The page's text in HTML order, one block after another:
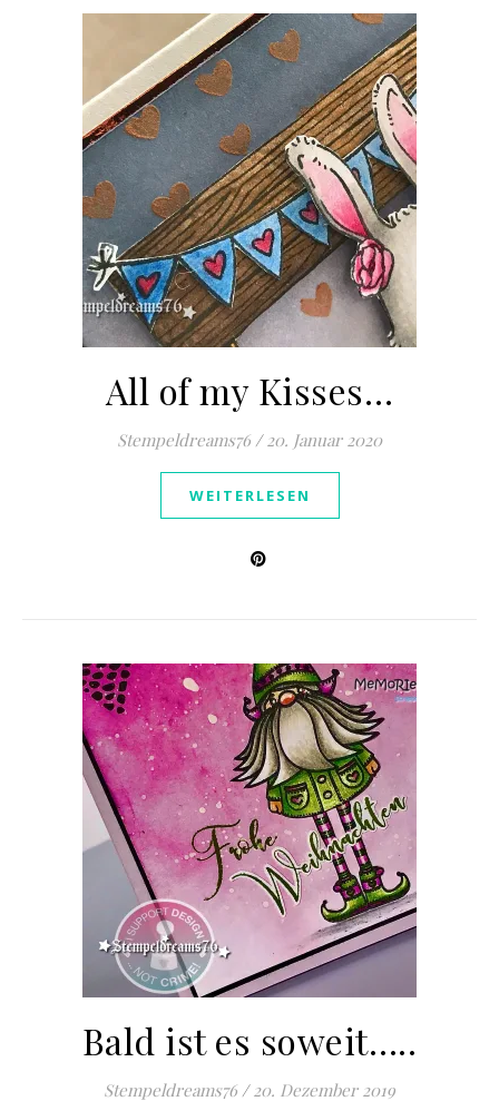
All of my Kisses…
Stempeldreams76 / 20. Januar 2020
WEITERLESEN
Bald ist es soweit…..
Stempeldreams76 / 20. Dezember 2019